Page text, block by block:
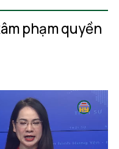
phạm quyền